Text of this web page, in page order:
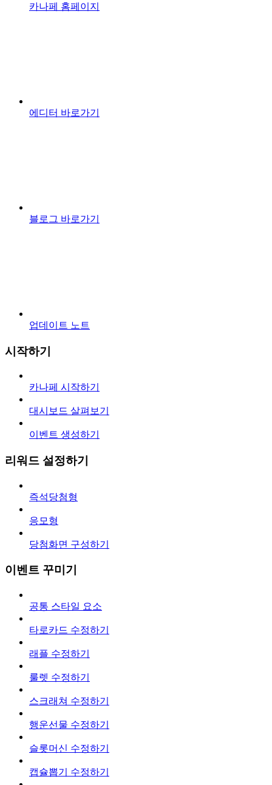
카나페 홈페이지
에디터 바로가기
블로그 바로가기
업데이트 노트
시작하기
카나페 시작하기
대시보드 살펴보기
이벤트 생성하기
리워드 설정하기
즉석당첨형
응모형
당첨화면 구성하기
이벤트 꾸미기
공통 스타일 요소
타로카드 수정하기
래플 수정하기
룰렛 수정하기
스크래쳐 수정하기
행운선물 수정하기
슬롯머신 수정하기
캡슐뽑기 수정하기